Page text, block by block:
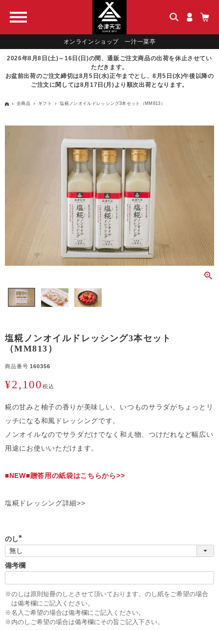
オンラインショップ 一汁一菜亭
2026年8月8日(土)～16日(日)の間、通販ご注文商品の出荷を休止させてい
ただきます。
お盆前出荷のご注文締切は8月5日(水)正午までとし、8月5日(水)午後以降の
ご注文に関しては8月17日(月)より順次出荷となります。
全商品 ギフト 塩糀ノンオイルドレッシング3本セット（MM813）
塩糀ノンオイルドレッシング3本セット
（MM813）
商品番号 160356
¥2,100税込
糀の甘みと柚子の香りが美味しい、いつものサラダがちょっとリ
ッチになる和風ドレッシングです。
ノンオイルなのでサラダだけでなく和え物、つけだれなど幅広い
用途にお使いいただけます。
■NEW■贈答用の紙袋はこちらから>>
塩糀ドレッシング詳細>>
のし
(
必
須
)
備考欄
※のしは原則短冊のしとさせて頂いております。のし紙をご希望の場合
は備考欄にご記入ください。
※名入ご希望の場合は備考欄にご記入ください。
※内のしご希望の場合は備考欄にその旨ご記入下さい。